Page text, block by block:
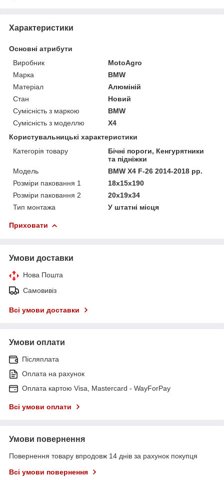
Характеристики
Основні атрибути
Виробник
MotoAgro
Марка
BMW
Матеріал
Алюміній
Стан
Новий
Сумісність з маркою
BMW
Сумісність з моделлю
X4
Користувальницькі характеристики
Категорія товару
Бічні пороги, Кенгурятники
та підніжки
Мoдель
BMW X4 F-26 2014-2018 рр.
Розміри паковання 1
18x15x190
Розміри паковання 2
20x19x34
Тип монтажа
У штатні місця
Приховати
Умови доставки
Нова Пошта
Самовивіз
Всі умови доставки
Умови оплати
Післяплата
Оплата на рахунок
Оплата картою Visa, Mastercard - WayForPay
Всі умови оплати
Умови повернення
Повернення товару впродовж 14 днів за рахунок покупця
Всі умови повернення